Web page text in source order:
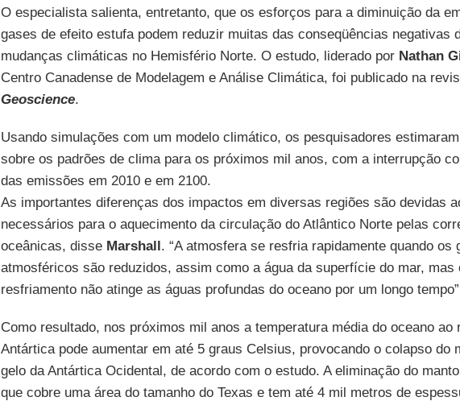
O especialista salienta, entretanto, que os esforços para a diminuição da
gases de efeito estufa podem reduzir muitas das conseqüências negativas
mudanças climáticas no Hemisfério Norte. O estudo, liderado por Nathan
Centro Canadense de Modelagem e Análise Climática, foi publicado na
Geoscience.
Usando simulações com um modelo climático, os pesquisadores
sobre os padrões de clima para os próximos mil anos, com a interrupção
das emissões em 2010 e em 2100.
As importantes diferenças dos impactos em diversas regiões são devidas
necessários para o aquecimento da circulação do Atlântico Norte pelas
oceânicas, disse Marshall. “A atmosfera se resfria rapidamente quando os
atmosféricos são reduzidos, assim como a água da superfície do mar, mas
resfriamento não atinge as águas profundas do oceano por um longo
Como resultado, nos próximos mil anos a temperatura média do oceano ao
Antártica pode aumentar em até 5 graus Celsius, provocando o colapso do
gelo da Antártica Ocidental, de acordo com o estudo. A eliminação do
que cobre uma área do tamanho do Texas e tem até 4 mil metros de